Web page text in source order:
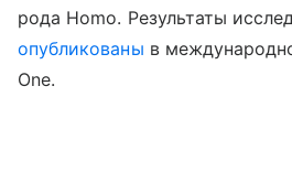
рода Homo. Результаты
опубликованы в
One.